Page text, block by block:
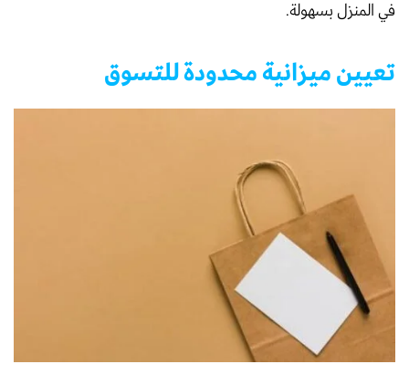
في المنزل بسهولة.
تعيين ميزانية محدودة للتسوق